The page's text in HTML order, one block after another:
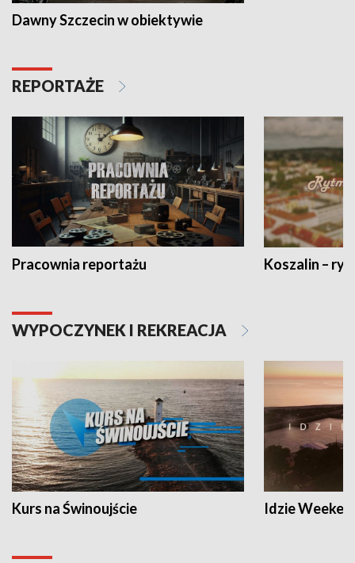
Dawny Szczecin w obiektywie
REPORTAŻE
Pracownia reportażu Koszalin –
WYPOCZYNEK I REKREACJA
Kurs na Świnoujście Idzie